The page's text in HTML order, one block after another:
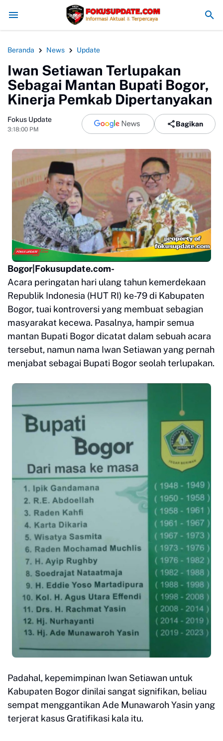
Program Keterampilan OtomotifBankeu Infrastruktur Desa
Beranda News Update
Iwan Setiawan Terlupakan
Sebagai Mantan Bupati Bogor,
Kinerja Pemkab Dipertanyakan
Fokus Update
3:18:00 PM
Bagikan
Bogor|Fokusupdate.com-
Acara peringatan hari ulang tahun kemerdekaan
Republik Indonesia (HUT RI) ke-79 di Kabupaten
Bogor, tuai kontroversi yang membuat sebagian
masyarakat kecewa. Pasalnya, hampir semua
mantan Bupati Bogor dicatat dalam sebuah acara
tersebut, namun nama Iwan Setiawan yang pernah
menjabat sebagai Bupati Bogor seolah terlupakan.
Padahal, kepemimpinan Iwan Setiawan untuk
Kabupaten Bogor dinilai sangat signifikan, beliau
sempat menggantikan Ade Munawaroh Yasin yang
terjerat kasus Gratifikasi kala itu.